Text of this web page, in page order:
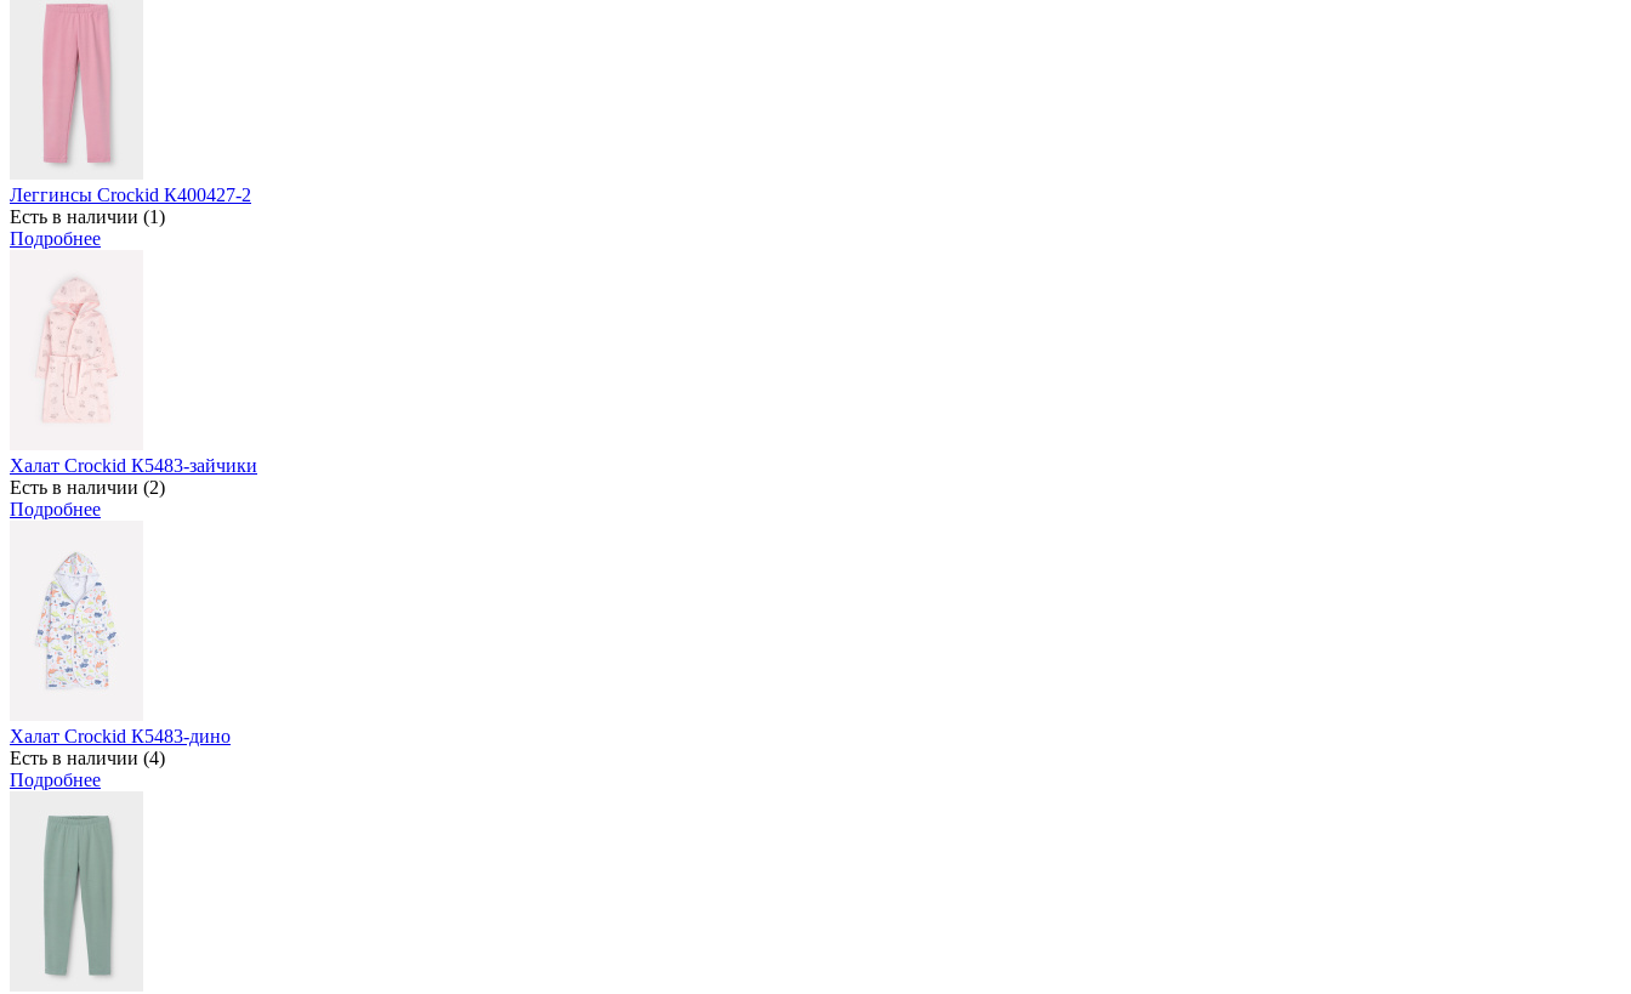
Леггинсы Crockid К400427-2
Есть в наличии (1)
Подробнее
Халат Crockid К5483-зайчики
Есть в наличии (2)
Подробнее
Халат Crockid К5483-дино
Есть в наличии (4)
Подробнее